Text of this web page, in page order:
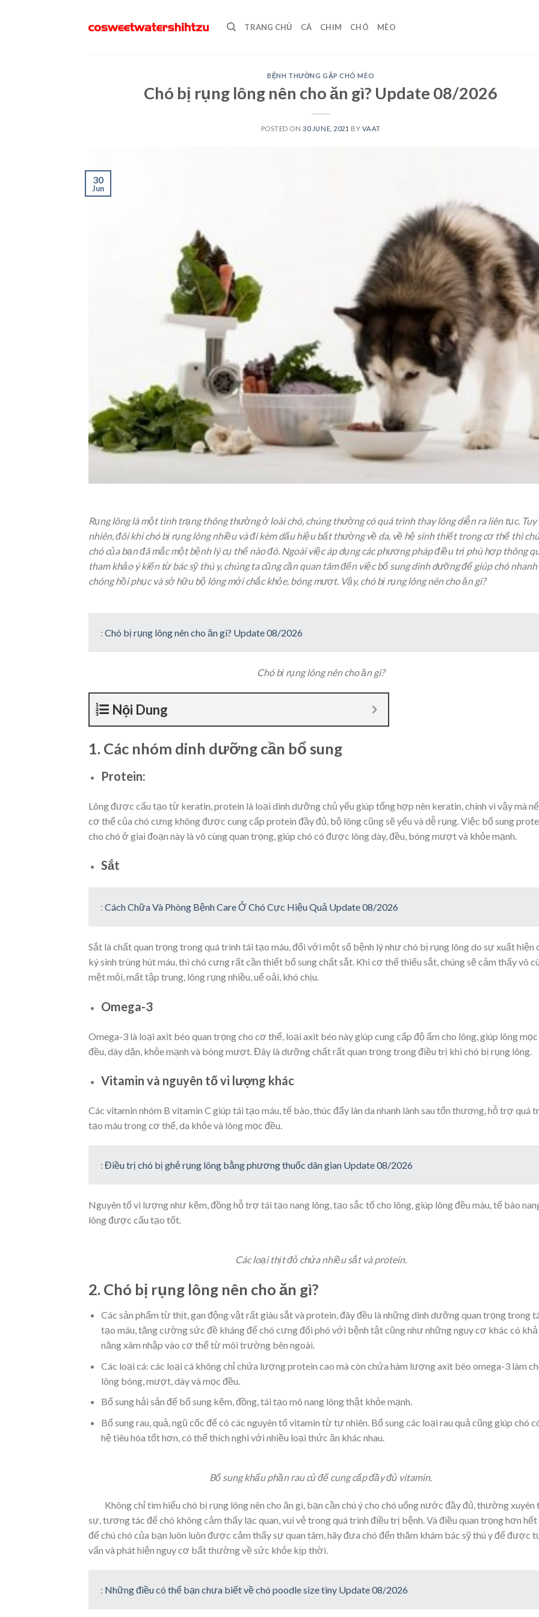
TRANG CHỦ CÁ CHIM CHÓ MÈO
BỆNH THƯỜNG GẶP CHÓ MÈO
Chó bị rụng lông nên cho ăn gì? Update 08/2026
POSTED ON30 JUNE, 2021 BY VAAT
30
Jun
Rụng lông là một tình trạng thông thường ở loài chó, chúng thường có quá trình thay lông diễn ra liên tục. Tuy
nhiên, đôi khi chó bị rụng lông nhiều và đi kèm dấu hiệu bất thường về da, về hệ sinh thiết trong cơ thể thì chú
chó của bạn đã mắc một bệnh lý cụ thể nào đó. Ngoài việc áp dụng các phương pháp điều trị phù hợp thông
tham khảo ý kiến từ bác sỹ thú y, chúng ta cũng cần quan tâm đến việc bổ sung dinh dưỡng để giúp chó nhanh
chóng hồi phục và sở hữu bộ lông mới chắc khỏe, bóng mượt. Vậy, chó bị rụng lông nên cho ăn gì?
: Chó bị rụng lông nên cho ăn gì? Update 08/2026
Chó bị rụng lông nên cho ăn gì?
Nội Dung
1. Các nhóm dinh dưỡng cần bổ sung
Protein:
Lông được cấu tạo từ keratin, protein là loại dinh dưỡng chủ yếu giúp tổng hợp nên keratin, chính vì vậy mà
cơ thể của chó cưng không được cung cấp protein đầy đủ, bộ lông cũng sẽ yếu và dễ rụng. Việc bổ sung
cho chó ở giai đoạn này là vô cùng quan trọng, giúp chó có được lông dày, đều, bóng mượt và khỏe mạnh.
Sắt
: Cách Chữa Và Phòng Bệnh Care Ở Chó Cực Hiệu Quả Update 08/2026
Sắt là chất quan trọng trong quá trình tái tạo máu, đối với một số bệnh lý như chó bị rụng lông do sự xuất hiện
ký sinh trùng hút máu, thì chó cưng rất cần thiết bổ sung chất sắt. Khi cơ thể thiếu sắt, chúng sẽ cảm thấy vô
mệt mỏi, mất tập trung, lông rụng nhiều, uể oải, khó chịu.
Omega-3
Omega-3 là loại axit béo quan trọng cho cơ thể, loại axit béo này giúp cung cấp độ ẩm cho lông, giúp lông mọc
đều, dày dặn, khỏe mạnh và bóng mượt. Đây là dưỡng chất rất quan trọng trong điều trị khi chó bị rụng lông.
Vitamin và nguyên tố vi lượng khác
Các vitamin nhóm B vitamin C giúp tái tạo máu, tế bào, thúc đẩy làn da nhanh lành sau tổn thương, hỗ trợ quá
tạo máu trong cơ thể, da khỏe và lông mọc đều.
: Điều trị chó bị ghẻ rụng lông bằng phương thuốc dân gian Update 08/2026
Nguyên tố vi lượng như kẽm, đồng hỗ trợ tái tạo nang lông, tạo sắc tố cho lông, giúp lông đều màu, tế bào
lông được cấu tạo tốt.
Các loại thịt đỏ chứa nhiều sắt và protein.
2. Chó bị rụng lông nên cho ăn gì?
Các sản phẩm từ thịt, gan động vật rất giàu sắt và protein, đây đều là những dinh dưỡng quan trọng trong
tạo máu, tăng cường sức đề kháng để chó cưng đối phó với bệnh tật cũng như những nguy cơ khác có khả
năng xâm nhập vào cơ thể từ môi trường bên ngoài.
Các loại cá: các loại cá không chỉ chứa lượng protein cao mà còn chứa hàm lượng axit béo omega-3 làm
lông bóng, mượt, dày và mọc đều.
Bổ sung hải sản để bổ sung kẽm, đồng, tái tạo mô nang lông thật khỏe mạnh.
Bổ sung rau, quả, ngũ cốc để có các nguyên tố vitamin từ tự nhiên. Bổ sung các loại rau quả cũng giúp chó
hệ tiêu hóa tốt hơn, có thể thích nghi với nhiều loại thức ăn khác nhau.
Bổ sung khẩu phần rau củ để cung cấp đầy đủ vitamin.
Không chỉ tìm hiểu chó bị rụng lông nên cho ăn gì, bạn cần chú ý cho chó uống nước đầy đủ, thường xuyên
sự, tương tác để chó không cảm thấy lạc quan, vui vẻ trong quá trình điều trị bệnh. Và điều quan trọng hơn hết
để chú chó của bạn luôn luôn được cảm thấy sự quan tâm, hãy đưa chó đến thăm khám bác sỹ thú y để được
vấn và phát hiện nguy cơ bất thường về sức khỏe kịp thời.
: Những điều có thể bạn chưa biết về chó poodle size tiny Update 08/2026